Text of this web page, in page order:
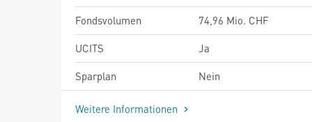
Fondsvolumen
74,96 Mio. CHF
UCITS
Ja
Sparplan
Nein
Weitere Informationen